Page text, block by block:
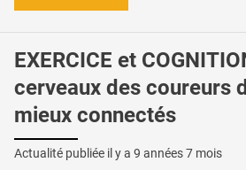
EXERCICE et
cerveaux des coureurs
mieux connectés
Actualité publiée il y a 9 années 7 mois